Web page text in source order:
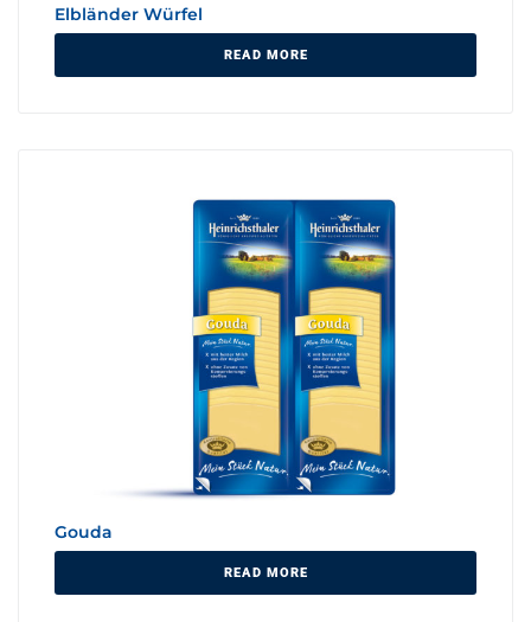
Elbländer Würfel
READ MORE
Gouda
READ MORE